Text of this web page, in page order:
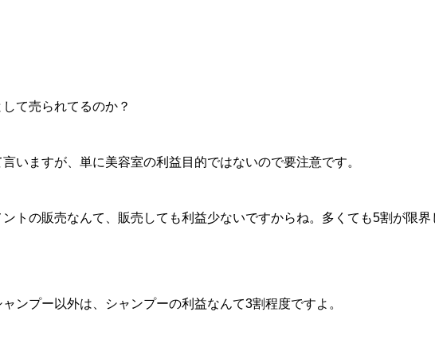
て売られてるのか？
いますが、単に美容室の利益目的ではないので要注意です。
トの販売なんて、販売しても利益少ないですからね。多くても5割が限界
ンプー以外は、シャンプーの利益なんて3割程度ですよ。